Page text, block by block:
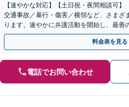
【速やかな対応】【土日祝・夜間相談可】
交通事故／暴行・傷害／横領など、さまざ
ります。速やかに弁護活動を開始し、最善
者の方との示談交渉もお任せください。
料金表を見る
電話でお問い合わせ